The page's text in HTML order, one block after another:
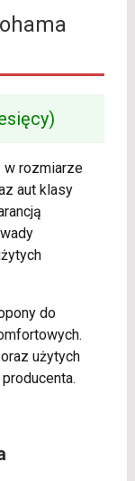
w rozmiarze
aut klasy
do
użytych